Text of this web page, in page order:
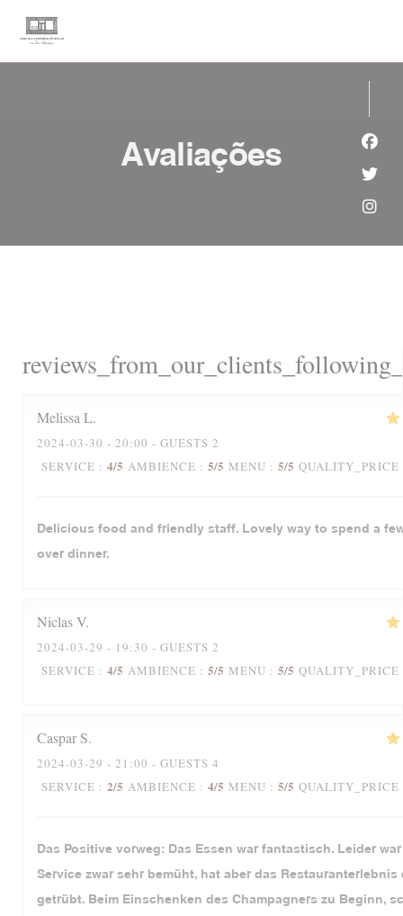
Avaliações
MelissaL
2024-03-30 - 20:00 - GUESTS 2
SERVICE : 4/5 AMBIENCE : 5/5 MENU : 5/5 QUALITY_PRICE
Delicious food and friendly staff. Lovely way to spend a
over dinner.
NiclasV
2024-03-29 - 19:30 - GUESTS 2
SERVICE : 4/5 AMBIENCE : 5/5 MENU : 5/5 QUALITY_PRICE
Caspar S
2024-03-29 - 21:00 - GUESTS 4
SERVICE : 2/5 AMBIENCE : 4/5 MENU : 5/5 QUALITY_PRICE
Das Positive vorweg: Das Essen war fantastisch. Leider
Service zwar sehr bemüht, hat aber das Restauranterlebnis
getrübt. Beim Einschenken des Champagners zu Beginn,